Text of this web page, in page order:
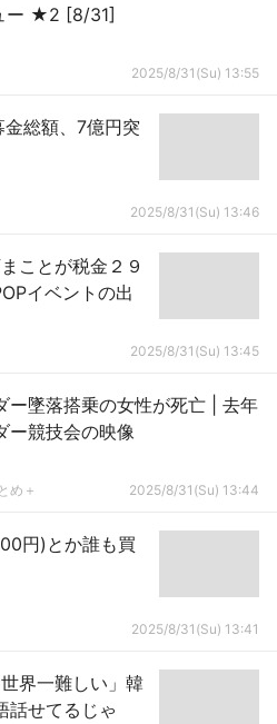
張…新華社書面インタビュー ★2 [8/31]
2025/8/31(Su) 13:55
金総額、7億円突
2025/8/31(Su) 13:46
ことが税金２９
イベントの出
2025/8/31(Su) 13:45
落搭乗の女性が死亡 | 去年
ー競技会の映像
め＋ 2025/8/31(Su) 13:44
円)とか誰も買
2025/8/31(Su) 13:41
界一難しい」韓
話せてるじゃ